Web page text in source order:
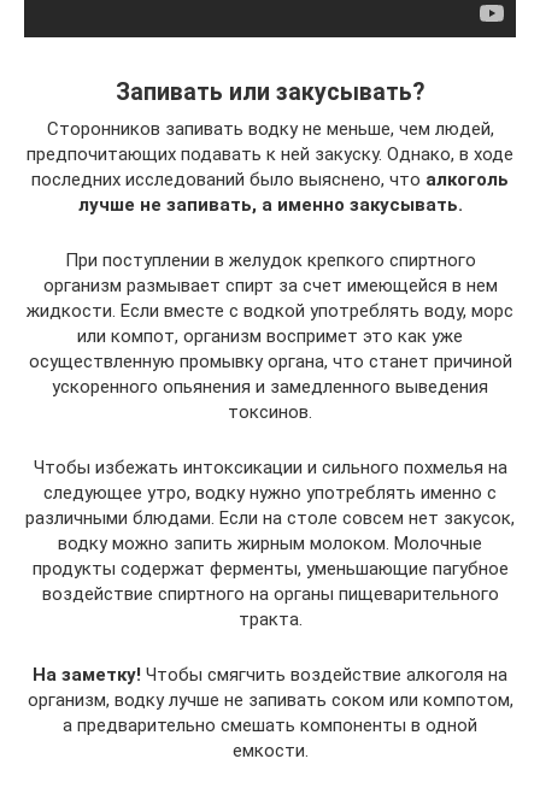
Запивать или закусывать?
Сторонников запивать водку не меньше, чем людей,
предпочитающих подавать к ней закуску. Однако, в ходе
последних исследований было выяснено, что алкоголь
лучше не запивать, а именно закусывать.
При поступлении в желудок крепкого спиртного
организм размывает спирт за счет имеющейся в нем
жидкости. Если вместе с водкой употреблять воду, морс
или компот, организм воспримет это как уже
осуществленную промывку органа, что станет причиной
ускоренного опьянения и замедленного выведения
токсинов.
Чтобы избежать интоксикации и сильного похмелья на
следующее утро, водку нужно употреблять именно с
различными блюдами. Если на столе совсем нет закусок,
водку можно запить жирным молоком. Молочные
продукты содержат ферменты, уменьшающие пагубное
воздействие спиртного на органы пищеварительного
тракта.
На заметку! Чтобы смягчить воздействие алкоголя на
организм, водку лучше не запивать соком или компотом,
а предварительно смешать компоненты в одной
емкости.